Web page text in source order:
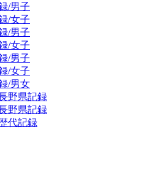
/男子
/女子
/男子
/女子
/男子
/女子
/男女
野県記録
野県記録
代記録